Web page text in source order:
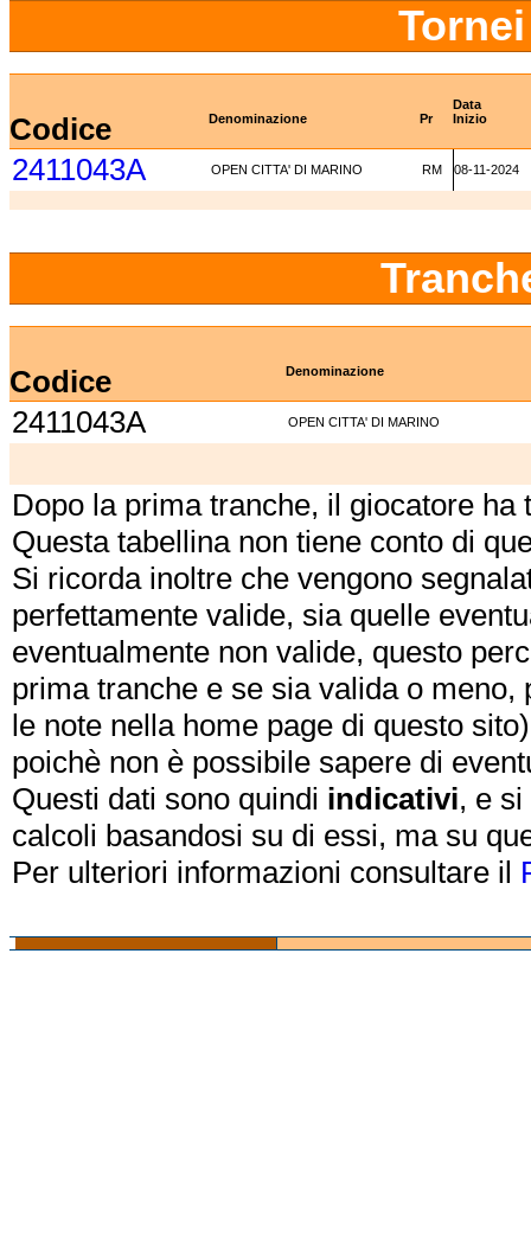
Data
Codice Denominazione Pr Inizio
2411043A OPEN CITTA' DI MARINO RM 08-11-2024
Codice Denominazione
2411043A OPEN CITTA' DI MARINO
Dopo la prima tranche, il giocatore
Questa tabellina non tiene conto di
Si ricorda inoltre che vengono
perfettamente valide, sia quelle
eventualmente non valide, questo
prima tranche e se sia valida o
le note nella home page di questo
poichè non è possibile sapere di
Questi dati sono quindi indicativi, e
calcoli basandosi su di essi, ma su
Per ulteriori informazioni consultare il